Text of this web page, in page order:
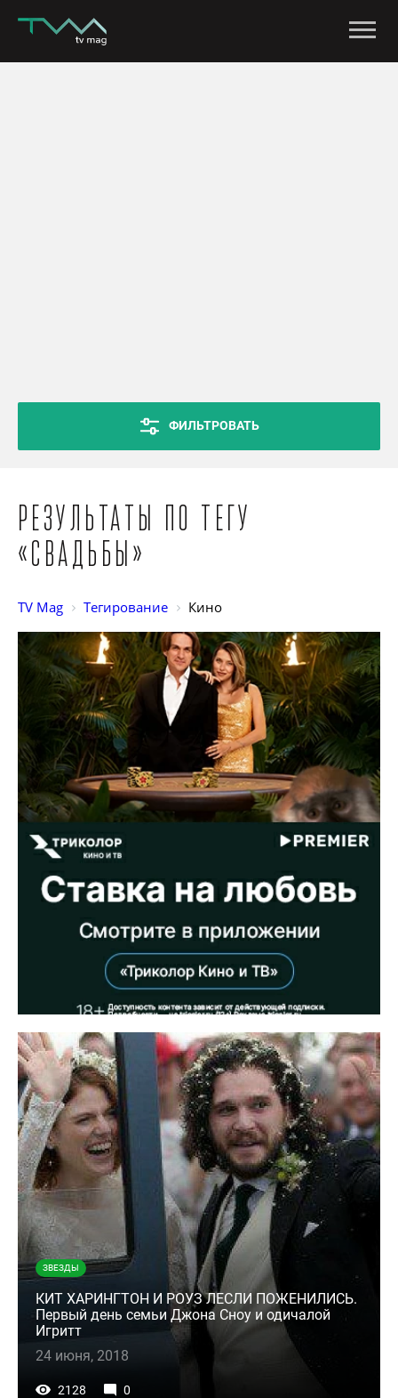
ФИЛЬТРОВАТЬ
Результаты по тегу
«Свадьбы»
TV Mag Тегирование Кино
ЗВЕЗДЫ
КИТ ХАРИНГТОН И РОУЗ ЛЕСЛИ ПОЖЕНИЛИСЬ.
Первый день семьи Джона Сноу и одичалой
Игритт
24 июня, 2018
2128 0